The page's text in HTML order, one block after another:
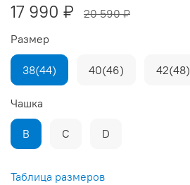
17 990 ₽ 20 590 ₽
Таблица размеров
Размер
38(44) 40(46) 42(48)
Чашка
B C D